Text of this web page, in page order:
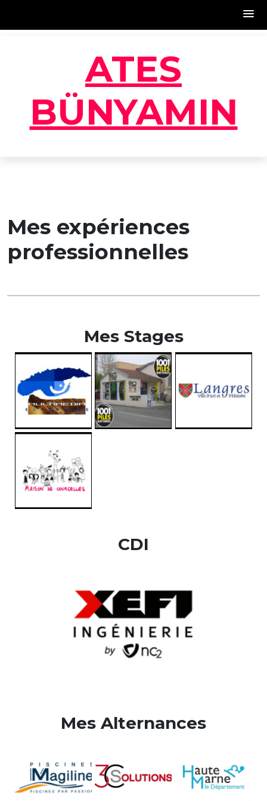
ATES
BÜNYAMIN
Mes expériences
professionnelles
Mes Stages
CDI
Mes Alternances